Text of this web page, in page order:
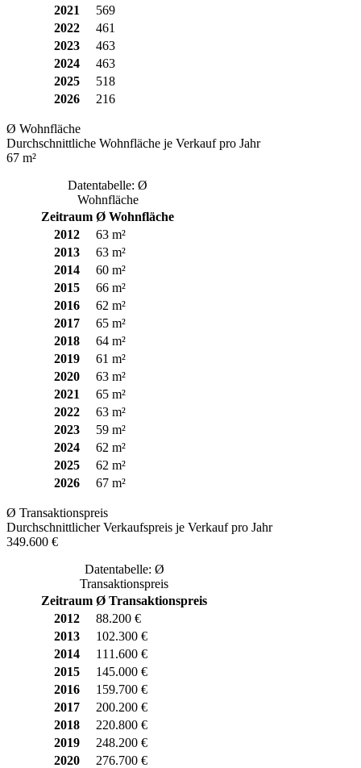
2021
569
2022
461
2023
463
2024
463
2025
518
2026
216
Ø Wohnfläche
Durchschnittliche Wohnfläche je Verkauf pro Jahr
67 m²
Datentabelle: Ø
Wohnfläche
Zeitraum Ø Wohnfläche
2012
63 m²
2013
63 m²
2014
60 m²
2015
66 m²
2016
62 m²
2017
65 m²
2018
64 m²
2019
61 m²
2020
63 m²
2021
65 m²
2022
63 m²
2023
59 m²
2024
62 m²
2025
62 m²
2026
67 m²
Ø Transaktionspreis
Durchschnittlicher Verkaufspreis je Verkauf pro Jahr
349.600 €
Datentabelle: Ø
Transaktionspreis
Zeitraum Ø Transaktionspreis
2012
88.200 €
2013
102.300 €
2014
111.600 €
2015
145.000 €
2016
159.700 €
2017
200.200 €
2018
220.800 €
2019
248.200 €
2020
276.700 €